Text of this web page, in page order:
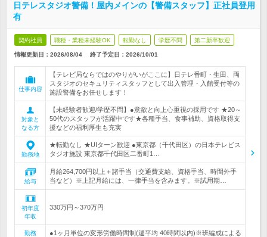
日テレスタジオ警備！屋内メインの【警備スタッフ】正社員登用
有
契約社員 職種・業種未経験OK 転勤なし 学歴不問 第二新卒歓迎
情報更新日：2026/08/04 終了予定日： 2026/10/01
仕事内容
【テレビ局ならではのやりがいがここに】日テレ番町・生田、両
スタジオのセキュリティスタッフとして出入管理・入館受付等の
施設警備をお任せします！
対象と
なる方
【未経験者歓迎/学歴不問】●意欲と向上心重視の採用です ★20～
50代のスタッフが活躍中です★各種手当、食事補助、資格取得支
援などの福利厚生も充実
勤務地
★転勤なし ★UIターン歓迎 ●東京都（千代田区）の日本テレビス
タジオ施設 東京都千代田区二番町1…
給与
月給264,700円以上＋諸手当（交通費支給、資格手当、時間外手
当など）※上記月給には、一律手当を含みます。※試用期…
初年度
年収
330万円～370万円
勤務
●1ヶ月単位の変形労働時間制(週平均 40時間以内)※班編成による